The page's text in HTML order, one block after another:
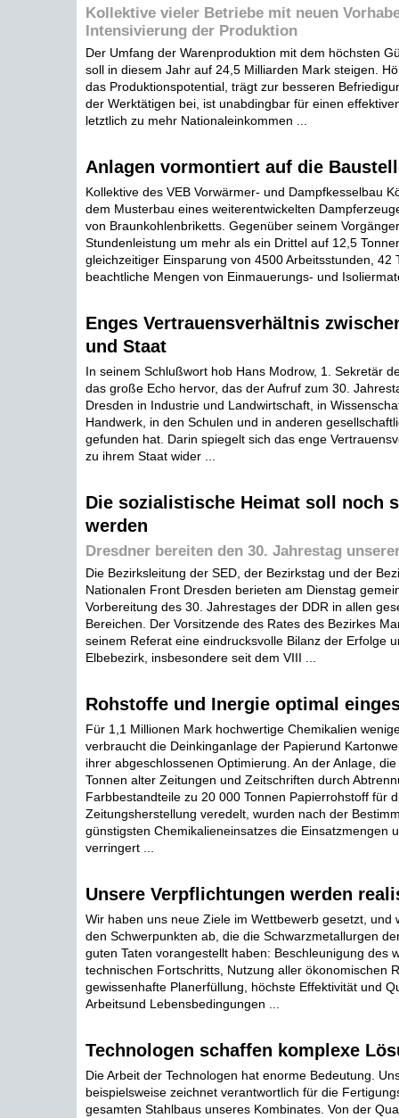
Kollektive vieler Betriebe mit neuen
Intensivierung der Produktion
Der Umfang der Warenproduktion mit dem höchsten
soll in diesem Jahr auf 24,5 Milliarden Mark steigen.
das Produktionspotential, trägt zur besseren
der Werktätigen bei, ist unabdingbar für einen
letztlich zu mehr Nationaleinkommen ...
Anlagen vormontiert auf die
Kollektive des VEB Vorwärmer- und Dampfkesselbau
dem Musterbau eines weiterentwickelten
von Braunkohlenbriketts. Gegenüber seinem
Stundenleistung um mehr als ein Drittel auf 12,5
gleichzeitiger Einsparung von 4500 Arbeitsstunden, 42
beachtliche Mengen von Einmauerungs- und
Enges Vertrauensverhältnis
und Staat
In seinem Schlußwort hob Hans Modrow, 1. Sekretär
das große Echo hervor, das der Aufruf zum 30.
Dresden in Industrie und Landwirtschaft, in
Handwerk, in den Schulen und in anderen
gefunden hat. Darin spiegelt sich das enge
zu ihrem Staat wider ...
Die sozialistische Heimat soll noch
werden
Dresdner bereiten den 30. Jahrestag
Die Bezirksleitung der SED, der Bezirkstag und der
Nationalen Front Dresden berieten am Dienstag
Vorbereitung des 30. Jahrestages der DDR in allen
Bereichen. Der Vorsitzende des Rates des Bezirkes
seinem Referat eine eindrucksvolle Bilanz der Erfolge
Elbebezirk, insbesondere seit dem VIII ...
Rohstoffe und Inergie optimal
Für 1,1 Millionen Mark hochwertige Chemikalien
verbraucht die Deinkinganlage der Papierund
ihrer abgeschlossenen Optimierung. An der Anlage,
Tonnen alter Zeitungen und Zeitschriften durch
Farbbestandteile zu 20 000 Tonnen Papierrohstoff für
Zeitungsherstellung veredelt, wurden nach der
günstigsten Chemikalieneinsatzes die Einsatzmengen
verringert ...
Unsere Verpflichtungen werden
Wir haben uns neue Ziele im Wettbewerb gesetzt, und
den Schwerpunkten ab, die die Schwarzmetallurgen
guten Taten vorangestellt haben: Beschleunigung des
technischen Fortschritts, Nutzung aller ökonomischen
gewissenhafte Planerfüllung, höchste Effektivität und
Arbeitsund Lebensbedingungen ...
Technologen schaffen komplexe
Die Arbeit der Technologen hat enorme Bedeutung.
beispielsweise zeichnet verantwortlich für die
gesamten Stahlbaus unseres Kombinates. Von der